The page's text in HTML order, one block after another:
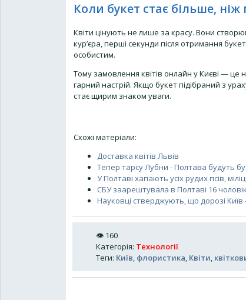
Коли букет стає більше,
Квіти цінують не лише за красу. Вони
кур’єра, перші секунди після отримання
особистим.
Тому замовлення квітів онлайн у Києві — це
гарний настрій. Якщо букет підібраний з
стає щирим знаком уваги.
Схожі матеріали:
Доставка квітів Львів
Тепер тарсу Лубни - Полтава будуть
У Полтаві хапають усіх рудих псів,
СБУ заарештувала в Полтаві 16
Науковці стверджують, що дорозі Київ
👁 160
Категорія: Технології
Теги: Київ, флористика, Квіти,